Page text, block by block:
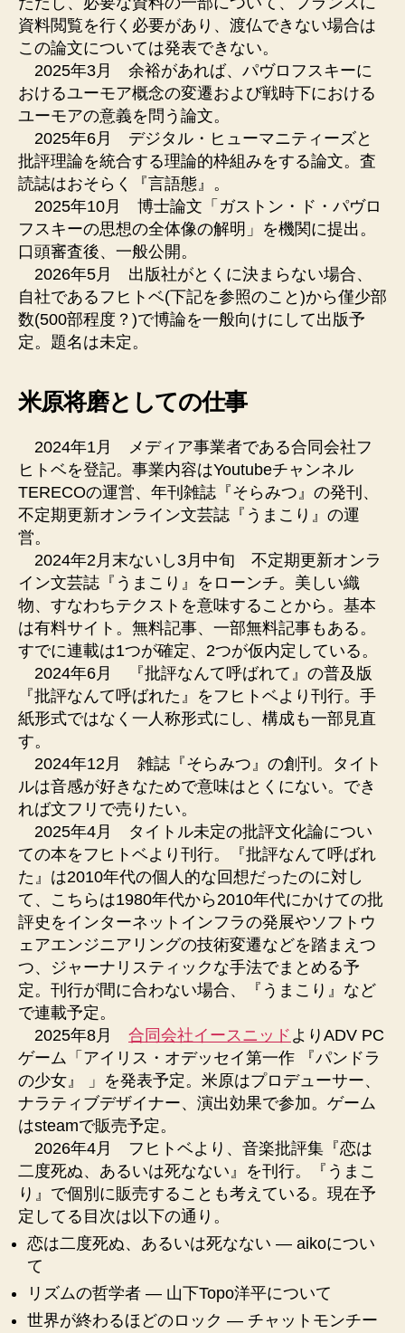
資料閲覧を行く必要があり、渡仏できない場合は
この論文については発表できない。
2025年3月 余裕があれば、パヴロフスキーに
おけるユーモア概念の変遷および戦時下における
ユーモアの意義を問う論文。
2025年6月 デジタル・ヒューマニティーズと
批評理論を統合する理論的枠組みをする論文。査
読誌はおそらく『言語態』。
2025年10月 博士論文「ガストン・ド・パヴロ
フスキーの思想の全体像の解明」を機関に提出。
口頭審査後、一般公開。
2026年5月 出版社がとくに決まらない場合、
自社であるフヒトベ(下記を参照のこと)から僅少部
数(500部程度？)で博論を一般向けにして出版予
定。題名は未定。
米原将磨としての仕事
2024年1月 メディア事業者である合同会社フ
ヒトベを登記。事業内容はYoutubeチャンネル
TERECOの運営、年刊雑誌『そらみつ』の発刊、
不定期更新オンライン文芸誌『うまこり』の運
営。
2024年2月末ないし3月中旬 不定期更新オンラ
イン文芸誌『うまこり』をローンチ。美しい織
物、すなわちテクストを意味することから。基本
は有料サイト。無料記事、一部無料記事もある。
すでに連載は1つが確定、2つが仮内定している。
2024年6月 『批評なんて呼ばれて』の普及版
『批評なんて呼ばれた』をフヒトベより刊行。手
紙形式ではなく一人称形式にし、構成も一部見直
す。
2024年12月 雑誌『そらみつ』の創刊。タイト
ルは音感が好きなためで意味はとくにない。でき
れば文フリで売りたい。
2025年4月 タイトル未定の批評文化論につい
ての本をフヒトベより刊行。『批評なんて呼ばれ
た』は2010年代の個人的な回想だったのに対し
て、こちらは1980年代から2010年代にかけての批
評史をインターネットインフラの発展やソフトウ
ェアエンジニアリングの技術変遷などを踏まえつ
つ、ジャーナリスティックな手法でまとめる予
定。刊行が間に合わない場合、『うまこり』など
で連載予定。
2025年8月 合同会社イースニッド よりADV PC
ゲーム「アイリス・オデッセイ第一作 『パンドラ
の少女』 」を発表予定。米原はプロデューサー、
ナラティブデザイナー、演出効果で参加。ゲーム
はsteamで販売予定。
2026年4月 フヒトベより、音楽批評集『恋は
二度死ぬ、あるいは死なない』を刊行。『うまこ
り』で個別に販売することも考えている。現在予
定してる目次は以下の通り。
恋は二度死ぬ、あるいは死なない ― aikoについ
て
リズムの哲学者 ― 山下Topo洋平について
世界が終わるほどのロック ― チャットモンチー